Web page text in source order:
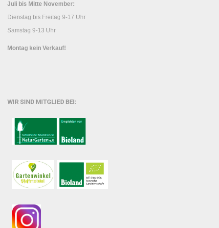
Juli bis Mitte November:
Dienstag bis Freitag 9-17 Uhr
Samstag 9-13 Uhr
Montag kein Verkauf!
WIR SIND MITGLIED BEI: